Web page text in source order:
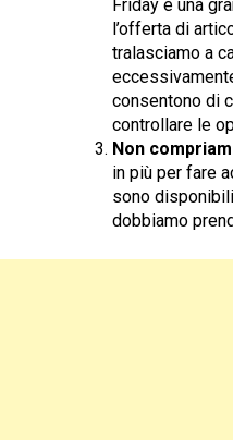
Friday è una
l’offerta di
tralasciamo a
consentono di
controllare le
Non
in più per fare
sono
dobbiamo